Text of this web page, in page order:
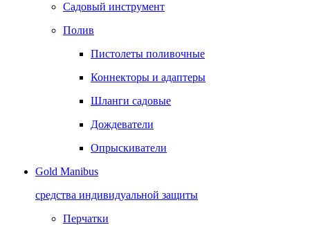
Садовый инструмент
Полив
Пистолеты поливочные
Коннекторы и адаптеры
Шланги садовые
Дождеватели
Опрыскиватели
Gold Manibus
средства индивидуальной защиты
Перчатки